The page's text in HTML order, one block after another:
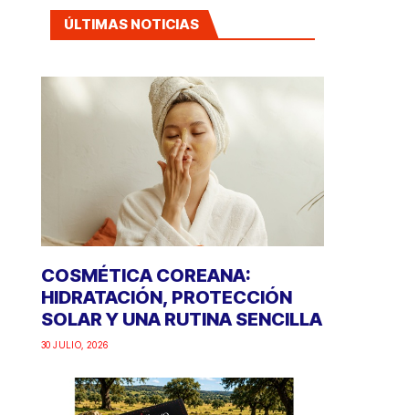
ÚLTIMAS NOTICIAS
COSMÉTICA COREANA:
HIDRATACIÓN, PROTECCIÓN
SOLAR Y UNA RUTINA SENCILLA
30 JULIO, 2026